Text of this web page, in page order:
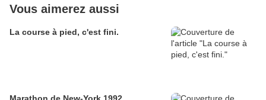
Vous aimerez aussi
La course à pied, c'est fini.